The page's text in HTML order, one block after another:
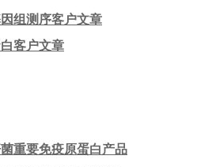
组测序客户文章
客户文章
重要免疫原蛋白产品